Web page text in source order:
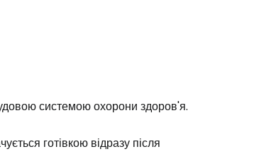
системою охорони здоров'я.
готівкою відразу після